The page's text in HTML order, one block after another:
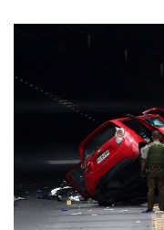
NTV
ACTUALIDAD Y
CORPORATIVO Y
CANAL DE
ÁREA DE PROYECTOS